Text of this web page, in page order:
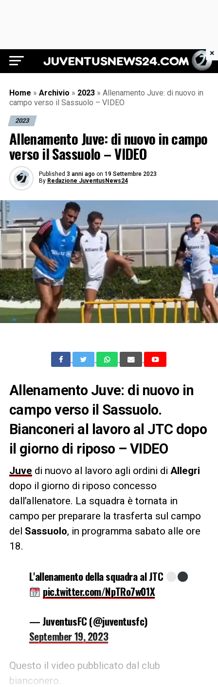
Juventus News 24
Home » Archivio » 2023 » Allenamento Juve: di nuovo in
campo verso il Sassuolo – VIDEO
2023
Allenamento Juve: di nuovo in campo
verso il Sassuolo – VIDEO
Published 3 anni ago on 19 Settembre 2023
By Redazione JuventusNews24
Allenamento Juve: di nuovo in
campo verso il Sassuolo.
Bianconeri al lavoro al JTC dopo
il giorno di riposo – VIDEO
Juve di nuovo al lavoro agli ordini di Allegri
dopo il giorno di riposo concesso
dall’allenatore. La squadra è tornata in
campo per preparare la trasferta sul campo
del Sassuolo, in programma sabato alle ore
18.
L'allenamento della squadra al JTC
pic.twitter.com/NpTRo7w01X
— JuventusFC (@juventusfc)
September 19, 2023
Questo il video pubblicato dal club
bianconero.
×